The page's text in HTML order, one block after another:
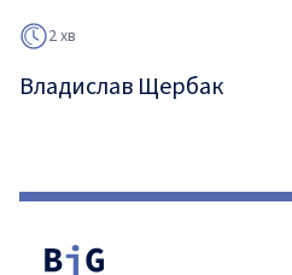
2 хв
Владислав Щербак